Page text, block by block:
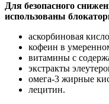
Для безопасного
использованы
аскорбиновая
кофеин в
витамины с
экстракты
омега-3 жирные
лецитин.